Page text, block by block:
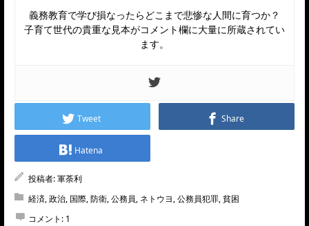
義務教育で学び損なったらどこまで悲惨な人間に育つか？
子育て世代の貴重な見本がコメント欄に大量に所蔵されてい
ます。
Tweet Share
Hatena
投稿者:軍荼利
経済,政治, 国際,防衛,公務員, ネトウヨ,公務員犯罪,貧困
コメント: 1